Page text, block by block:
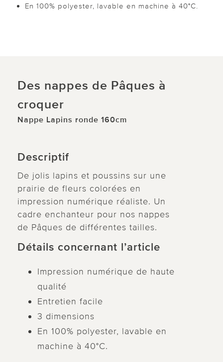
En 100% polyester, lavable en machine à 40°C.
Des nappes de Pâques à
croquer
Nappe Lapins ronde 160cm
Descriptif
De jolis lapins et poussins sur une
prairie de fleurs colorées en
impression numérique réaliste. Un
cadre enchanteur pour nos nappes
de Pâques de différentes tailles.
Détails concernant l’article
Impression numérique de haute
qualité
Entretien facile
3 dimensions
En 100% polyester, lavable en
machine à 40°C.